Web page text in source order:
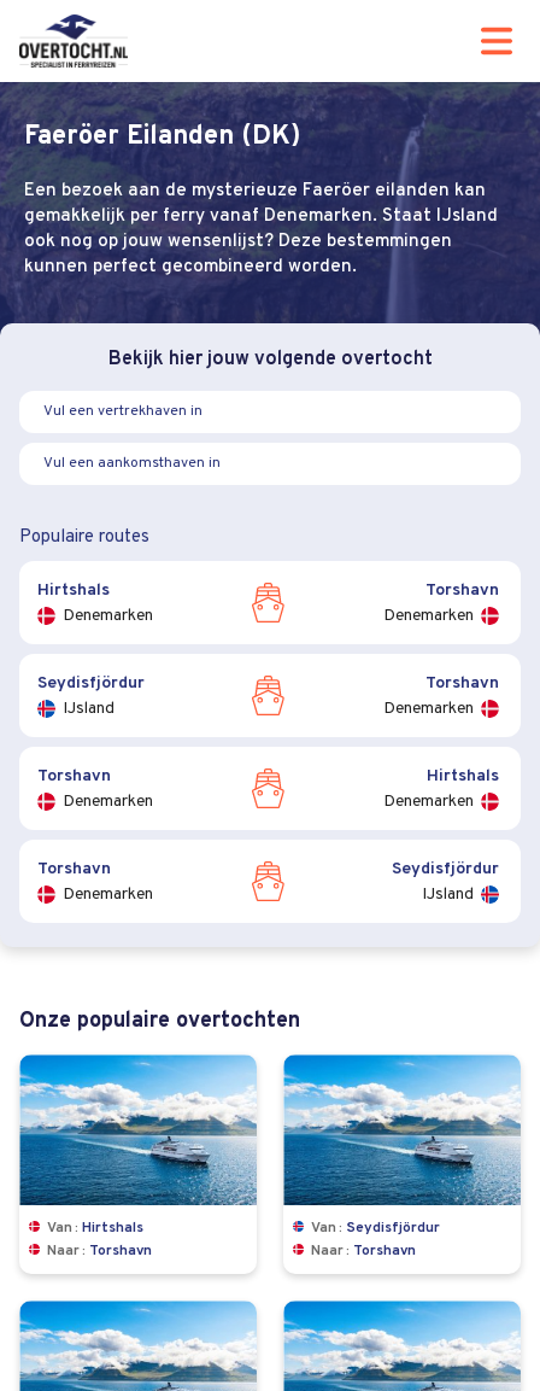
Faeröer Eilanden (DK)
Een bezoek aan de mysterieuze Faeröer eilanden kan
gemakkelijk per ferry vanaf Denemarken. Staat IJsland
ook nog op jouw wensenlijst? Deze bestemmingen
kunnen perfect gecombineerd worden.
Bekijk hier jouw volgende overtocht
Populaire routes
Hirtshals
Denemarken
Torshavn
Denemarken
Seydisfjördur
IJsland
Torshavn
Denemarken
Torshavn
Denemarken
Hirtshals
Denemarken
Torshavn
Denemarken
Seydisfjördur
IJsland
Onze populaire overtochten
Van
Hirtshals
Naar
Torshavn
Van
Seydisfjördur
Naar
Torshavn